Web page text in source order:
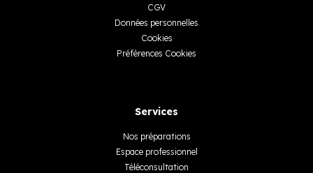
CGV
Données personnelles
Cookies
Préférences Cookies
Services
Nos préparations
Espace professionnel
Téléconsultation